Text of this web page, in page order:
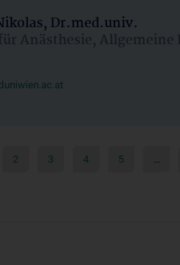
Dr.med.univ.
Anästhesie,
2 3 4 5 …